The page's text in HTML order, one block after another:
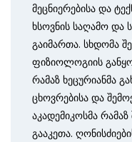
მეცნიერებისა და
ხსოვნის საღამო და
გაიმართა. სხდომა
ფიზიოლოგიის
რამაზ ხეცურიანმა
ცხოვრებისა და
აკადემიკოსმა
გააკეთა.